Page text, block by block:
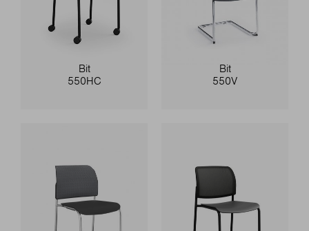
Bit
550HC
Bit
550V